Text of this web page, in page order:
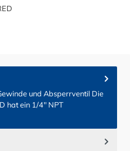
und Absperrventil Die
hat ein 1/4" NPT